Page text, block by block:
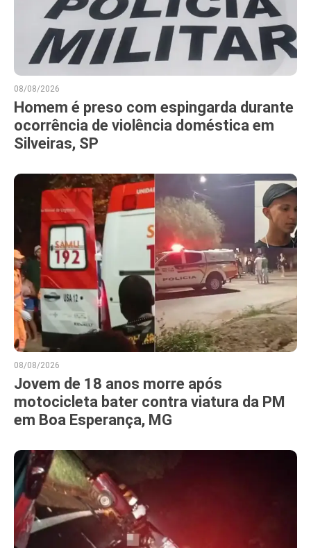
08/08/2026
Homem é preso com espingarda durante
ocorrência de violência doméstica em
Silveiras, SP
08/08/2026
Jovem de 18 anos morre após
motocicleta bater contra viatura da PM
em Boa Esperança, MG